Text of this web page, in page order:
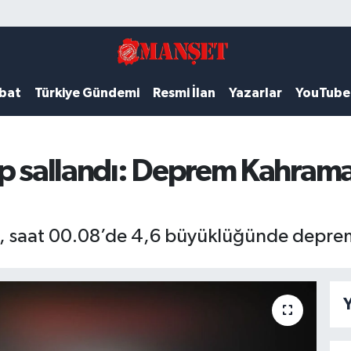
Türkiye Gündemi Resmi İlan Yazarlar YouTube
sallandı: Deprem
saat 00.08’de 4,6 büyüklüğünde